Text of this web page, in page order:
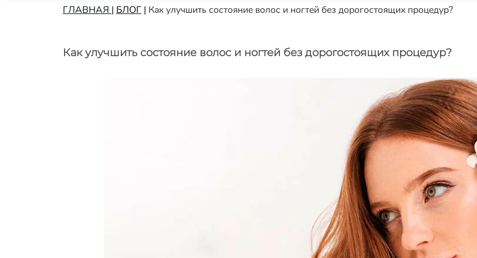
ГЛАВНАЯ | БЛОГ | Как улучшить состояние волос и ногтей без дорогостоящих процедур?
Как улучшить состояние волос и ногтей без дорогостоящих процедур?